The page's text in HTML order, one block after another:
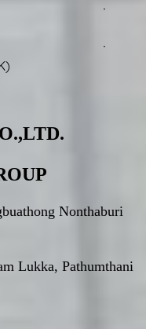
Nonthaburi
Lukka, Pathumthani